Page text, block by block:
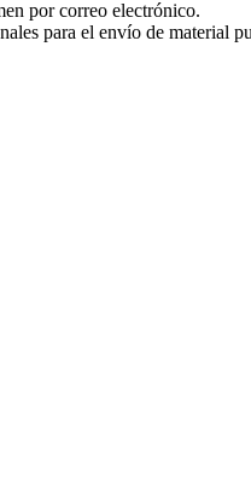
por correo electrónico.
para el envío de material